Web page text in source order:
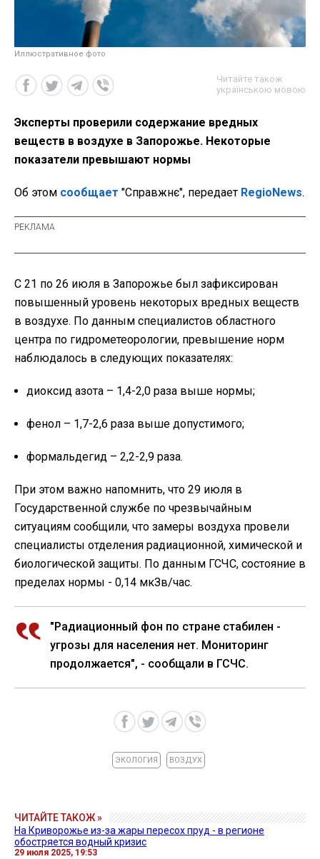
Иллюстративное фото
Читайте також
українською мовою
Эксперты проверили содержание вредных
веществ в воздухе в Запорожье. Некоторые
показатели превышают нормы
Об этом сообщает "Справжнє", передает RegioNews.
С 21 по 26 июля в Запорожье был зафиксирован
повышенный уровень некоторых вредных веществ
в воздухе. По данным специалистов областного
центра по гидрометеорологии, превышение норм
наблюдалось в следующих показателях:
диоксид азота – 1,4-2,0 раза выше нормы;
фенол – 1,7-2,6 раза выше допустимого;
формальдегид – 2,2-2,9 раза.
При этом важно напомнить, что 29 июля в
Государственной службе по чрезвычайным
ситуациям сообщили, что замеры воздуха провели
специалисты отделения радиационной, химической и
биологической защиты. По данным ГСЧС, состояние в
пределах нормы - 0,14 мкЗв/час.
"Радиационный фон по стране стабилен -
угрозы для населения нет. Мониторинг
продолжается", - сообщали в ГСЧС.
ЭКОЛОГИЯ ВОЗДУХ
ЧИТАЙТЕ ТАКОЖ »
На Криворожье из-за жары пересох пруд - в регионе
обостряется водный кризис
29 июля 2025, 19:53